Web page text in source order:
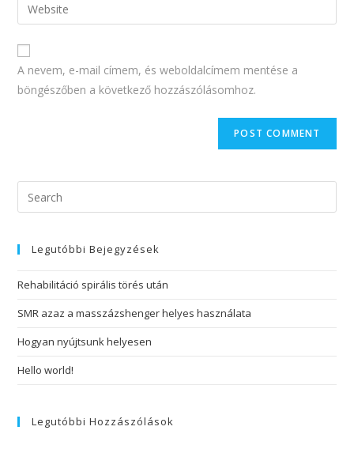
A nevem, e-mail címem, és weboldalcímem mentése a
böngészőben a következő hozzászólásomhoz.
Legutóbbi Bejegyzések
Rehabilitáció spirális törés után
SMR azaz a masszázshenger helyes használata
Hogyan nyújtsunk helyesen
Hello world!
Legutóbbi Hozzászólások